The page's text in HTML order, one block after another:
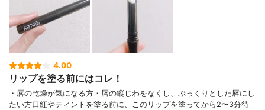
4.00
リップを塗る前にはコレ！
・唇の乾燥が気になる方・唇の縦じわをなくし、ぷっくりとした唇にし
たい方口紅やティントを塗る前に、このリップを塗ってから2〜3分待